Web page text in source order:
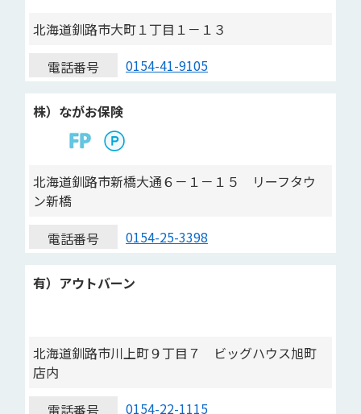
北海道釧路市大町１丁目１－１３
電話番号
0154-41-9105
株）ながお保険
北海道釧路市新橋大通６－１－１５ リーフタウ
ン新橋
電話番号
0154-25-3398
有）アウトバーン
北海道釧路市川上町９丁目７ ビッグハウス旭町
店内
電話番号
0154-22-1115